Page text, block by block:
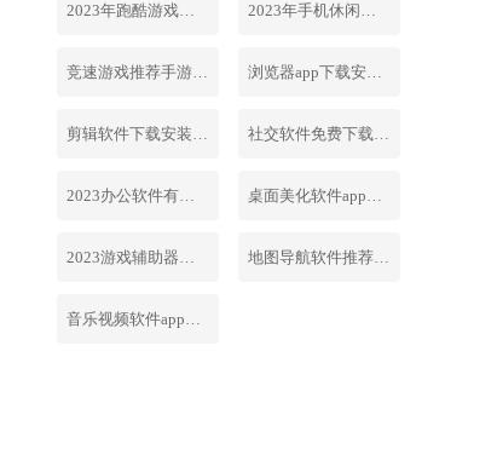
2023年跑酷游戏排行榜前十名合集 2023年手机休闲游戏排行榜前十名
竞速游戏推荐手游排行榜最新2023 浏览器app下载安装免费官网
剪辑软件下载安装免费手机版 社交软件免费下载安装大全最新
2023办公软件有哪些合集软件 桌面美化软件app下载安卓版
2023游戏辅助器软件大全免费 地图导航软件推荐下载安装手机版
音乐视频软件app下载安装免费